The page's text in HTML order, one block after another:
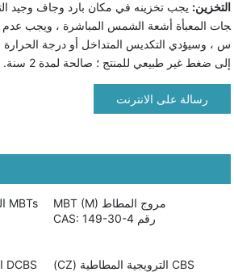
التخزين: يجب تخزينه في مكان بارد وجاف وجيد
جات المعبأة أشعة الشمس المباشرة ، ويجب عدم
إلى ضغط غير طبيعي للمنتج ؛ صالحة لمدة 2 سنة.
رسالة على الانترنت
مروج المطاط MBT (M)
رقم CAS: 149-30-4
MBTs الترويجية المطاطية (DM)
CBS الترويجية المطاطية (CZ)
DCBS الترويجية المطاطية (DZ)